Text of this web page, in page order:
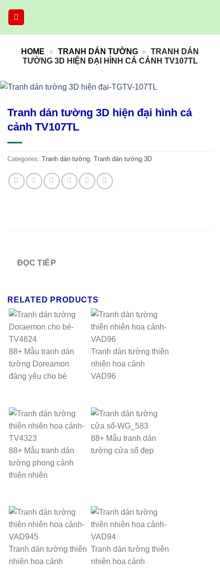
HOME » TRANH DÁN TƯỜNG » TRANH DÁN
TƯỜNG 3D HIỆN ĐẠI HÌNH CÁ CẢNH TV107TL
Tranh dán tường 3D hiện đại hình cá
cảnh TV107TL
Categories: Tranh dán tường, Tranh dán tường 3D
ĐỌC TIẾP
RELATED PRODUCTS
88+ Mẫu tranh dán
tường Doreamon
đáng yêu cho bé
Tranh dán tường thiên
nhiên hoa cảnh
VAD96
88+ Mẫu tranh dán
tường phong cảnh
thiên nhiên
88+ Mẫu tranh dán
tường cửa sổ đẹp
Tranh dán tường thiên
nhiên hoa cảnh
Tranh dán tường thiên
nhiên hoa cảnh